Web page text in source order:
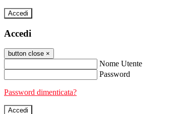
Accedi
Accedi
button close ×
Nome Utente
Password
Password dimenticata?